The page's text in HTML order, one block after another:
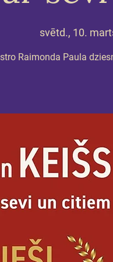
svētd., 10.
Raimonda Paula